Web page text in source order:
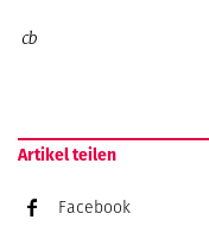
cb
Artikel teilen
Facebook